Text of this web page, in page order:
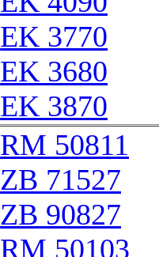
EK 3770
EK 3680
EK 3870
RM 50811
ZB 71527
ZB 90827
RM 50103